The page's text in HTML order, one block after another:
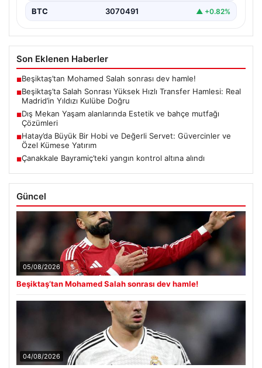
BTC 3070491 ▲ +0.82%
Son Eklenen Haberler
■Beşiktaş’tan Mohamed Salah sonrası dev hamle!
■Beşiktaş’ta Salah Sonrası Yüksek Hızlı Transfer Hamlesi: Real
Madrid’in Yıldızı Kulübe Doğru
■Dış Mekan Yaşam alanlarında Estetik ve bahçe mutfağı
Çözümleri
■Hatay’da Büyük Bir Hobi ve Değerli Servet: Güvercinler ve
Özel Kümese Yatırım
■Çanakkale Bayramiç’teki yangın kontrol altına alındı
Güncel
05/08/2026
Beşiktaş’tan Mohamed Salah sonrası dev hamle!
04/08/2026